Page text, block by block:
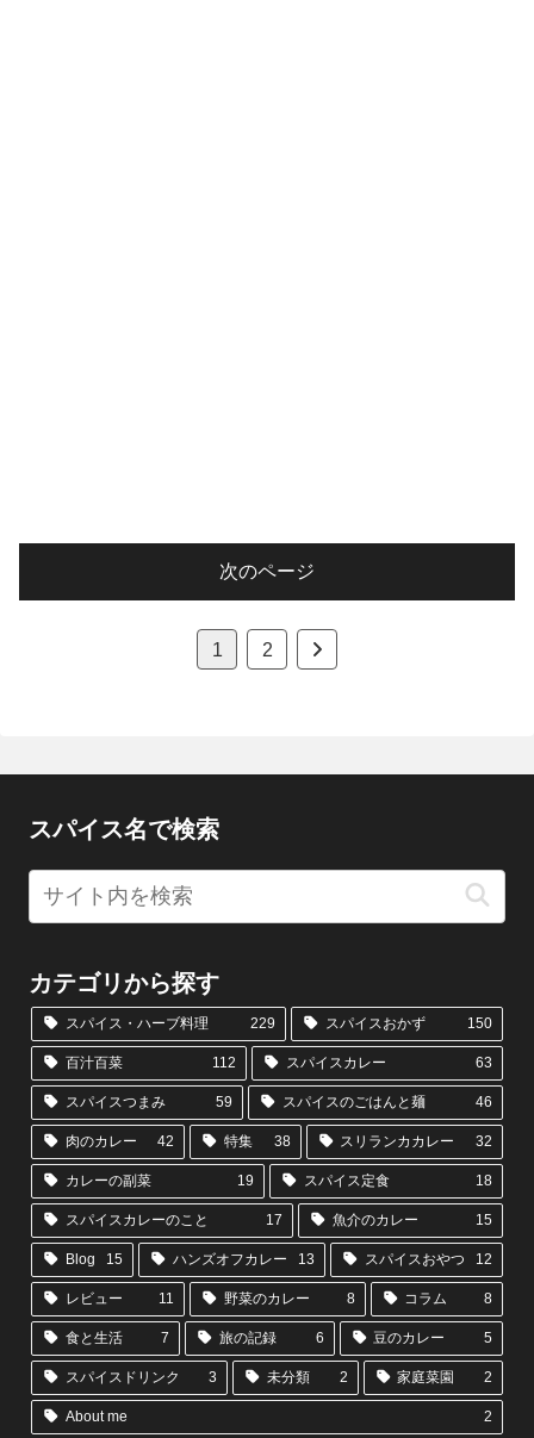
次のページ
1 2
次
スパイス名で検索
カテゴリから探す
スパイス・ハーブ料理 229 スパイスおかず 150
百汁百菜 112 スパイスカレー 63
スパイスつまみ 59 スパイスのごはんと麺 46
肉のカレー 42 特集 38 スリランカカレー 32
カレーの副菜 19 スパイス定食 18
スパイスカレーのこと 17 魚介のカレー 15
Blog 15 ハンズオフカレー 13 スパイスおやつ 12
レビュー 11 野菜のカレー 8 コラム 8
食と生活 7 旅の記録 6 豆のカレー 5
スパイスドリンク 3 未分類 2 家庭菜園 2
About me 2